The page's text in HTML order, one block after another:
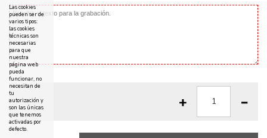
Las cookies
pueden ser de
varios tipos:
las cookies
técnicas son
necesarias
para que
nuestra
página web
pueda
funcionar, no
necesitan de
tu
autorización y
son las únicas
que tenemos
activadas por
defecto.